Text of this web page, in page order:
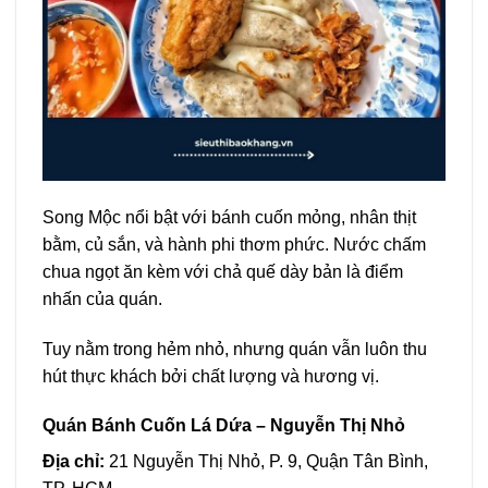
Song Mộc nổi bật với bánh cuốn mỏng, nhân thịt
bằm, củ sắn, và hành phi thơm phức. Nước chấm
chua ngọt ăn kèm với chả quế dày bản là điểm
nhấn của quán.
Tuy nằm trong hẻm nhỏ, nhưng quán vẫn luôn thu
hút thực khách bởi chất lượng và hương vị.
Quán Bánh Cuốn Lá Dứa – Nguyễn Thị Nhỏ
Địa chỉ: 21 Nguyễn Thị Nhỏ, P. 9, Quận Tân Bình,